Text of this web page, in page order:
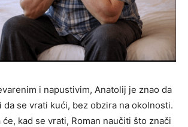
i napustivim, Anatolij je znao da
da se vrati kući, bez obzira na okolnosti.
kad se vrati, Roman naučiti što znači